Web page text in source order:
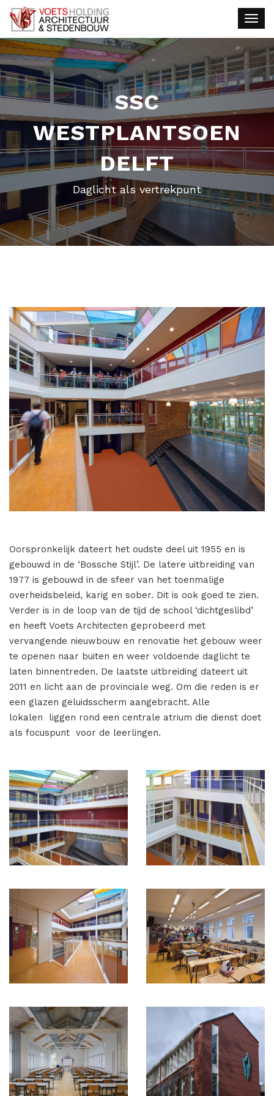
SSC
WESTPLANTSOEN
DELFT
Daglicht als vertrekpunt
Oorspronkelijk dateert het oudste deel uit 1955 en is
gebouwd in de ‘Bossche Stijl’. De latere uitbreiding van
1977 is gebouwd in de sfeer van het toenmalige
overheidsbeleid, karig en sober. Dit is ook goed te zien.
Verder is in de loop van de tijd de school ‘dichtgeslibd’
en heeft Voets Architecten geprobeerd met
vervangende nieuwbouw en renovatie het gebouw weer
te openen naar buiten en weer voldoende daglicht te
laten binnentreden. De laatste uitbreiding dateert uit
2011 en licht aan de provinciale weg. Om die reden is er
een glazen geluidsscherm aangebracht. Alle
lokalen liggen rond een centrale atrium die dienst doet
als focuspunt voor de leerlingen.